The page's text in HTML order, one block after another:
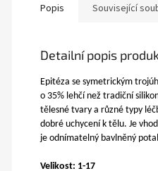
Popis Související
Detailní popis
Epitéza se symetrickým
o 35% lehčí než tradiční
tělesné tvary a různé typy
dobré uchycení k tělu. Je
je odnímatelný bavlněný
Velikost: 1-17